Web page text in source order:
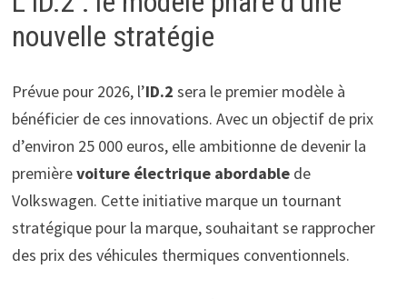
nouvelle stratégie
Prévue pour 2026, l’ID.2 sera le premier modèle à
bénéficier de ces innovations. Avec un objectif de prix
d’environ 25 000 euros, elle ambitionne de devenir la
premièrevoiture électrique abordablede
Volkswagen. Cette initiative marque un tournant
stratégique pour la marque, souhaitant se rapprocher
des prix des véhicules thermiques conventionnels.